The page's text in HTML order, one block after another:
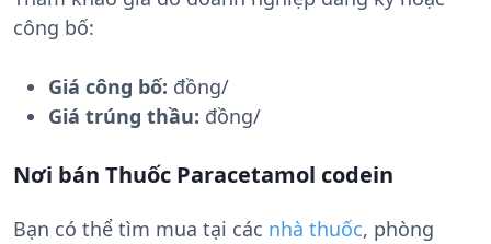
công bố:
Giá công bố: đồng/
Giá trúng thầu: đồng/
Nơi bán Thuốc Paracetamol codein
Bạn có thể tìm mua tại các nhà thuốc, phòng